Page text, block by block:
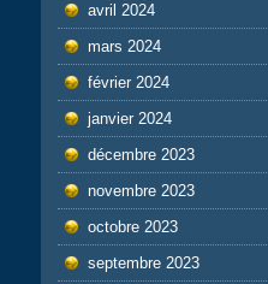
avril 2024
mars 2024
février 2024
janvier 2024
décembre 2023
novembre 2023
octobre 2023
septembre 2023